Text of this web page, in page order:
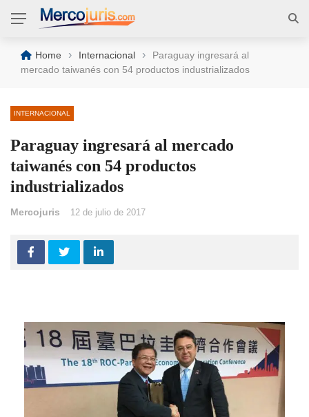
Home › Internacional ›
Paraguay ingresará al
mercado taiwanés con 54 productos industrializados
INTERNACIONAL
Paraguay ingresará al mercado
taiwanés con 54 productos
industrializados
Mercojuris 12 de julio de 2017